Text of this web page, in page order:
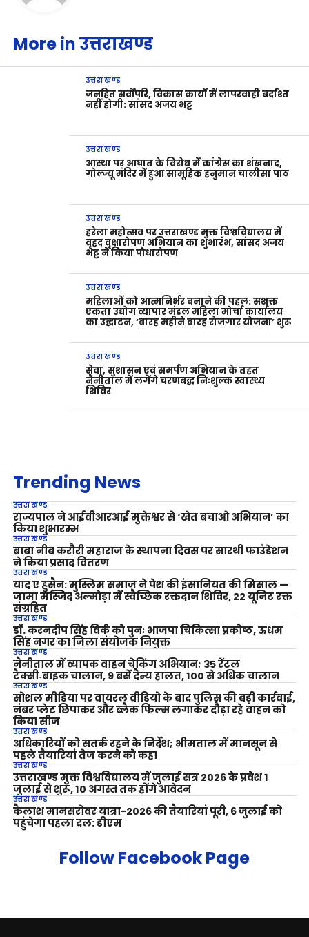
More in उत्तराखण्ड
उत्तराखण्ड
जनहित सर्वोपरि, विकास कार्यों में लापरवाही बर्दाश्त
नहीं होगी: सांसद अजय भट्ट
उत्तराखण्ड
आस्था पर आघात के विरोध में कांग्रेस का शंखनाद,
गोल्ज्यू मंदिर में हुआ सामूहिक हनुमान चालीसा पाठ
उत्तराखण्ड
हरेला महोत्सव पर उत्तराखण्ड मुक्त विश्वविद्यालय में
वृहद वृक्षारोपण अभियान का शुभारंभ, सांसद अजय
भट्ट ने किया पौधारोपण
उत्तराखण्ड
महिलाओं को आत्मनिर्भर बनाने की पहल: सशक्त
एकता उद्योग व्यापार मंडल महिला मोर्चा कार्यालय
का उद्घाटन, ‘बारह महीने बारह रोजगार योजना’ शुरू
उत्तराखण्ड
सेवा, सुशासन एवं समर्पण अभियान के तहत
नैनीताल में लगेंगे चरणबद्ध निःशुल्क स्वास्थ्य
शिविर
Trending News
उत्तराखण्ड
राज्यपाल ने आईवीआरआई मुक्तेश्वर से ‘खेत बचाओ अभियान’ का
किया शुभारम्भ
उत्तराखण्ड
बाबा नीब करौरी महाराज के स्थापना दिवस पर सारथी फाउंडेशन
ने किया प्रसाद वितरण
उत्तराखण्ड
याद ए हुसैन: मुस्लिम समाज ने पेश की इंसानियत की मिसाल —
जामा मस्जिद अल्मोड़ा में स्वैच्छिक रक्तदान शिविर, 22 यूनिट रक्त
संग्रहित
उत्तराखण्ड
डॉ. करनदीप सिंह विर्क को पुनः भाजपा चिकित्सा प्रकोष्ठ, ऊधम
सिंह नगर का जिला संयोजक नियुक्त
उत्तराखण्ड
नैनीताल में व्यापक वाहन चेकिंग अभियान; 35 रेंटल
टैक्सी‑बाइक चालान, 9 बसें दैन्य हालत, 100 से अधिक चालान
उत्तराखण्ड
सोशल मीडिया पर वायरल वीडियो के बाद पुलिस की बड़ी कार्रवाई,
नंबर प्लेट छिपाकर और ब्लैक फिल्म लगाकर दौड़ा रहे वाहन को
किया सीज
उत्तराखण्ड
अधिकारियों को सतर्क रहने के निर्देश; भीमताल में मानसून से
पहले तैयारियां तेज करने को कहा
उत्तराखण्ड
उत्तराखण्ड मुक्त विश्वविद्यालय में जुलाई सत्र 2026 के प्रवेश 1
जुलाई से शुरू, 10 अगस्त तक होंगे आवेदन
उत्तराखण्ड
कैलाश मानसरोवर यात्रा-2026 की तैयारियां पूरी, 6 जुलाई को
पहुंचेगा पहला दल: डीएम
Follow Facebook Page